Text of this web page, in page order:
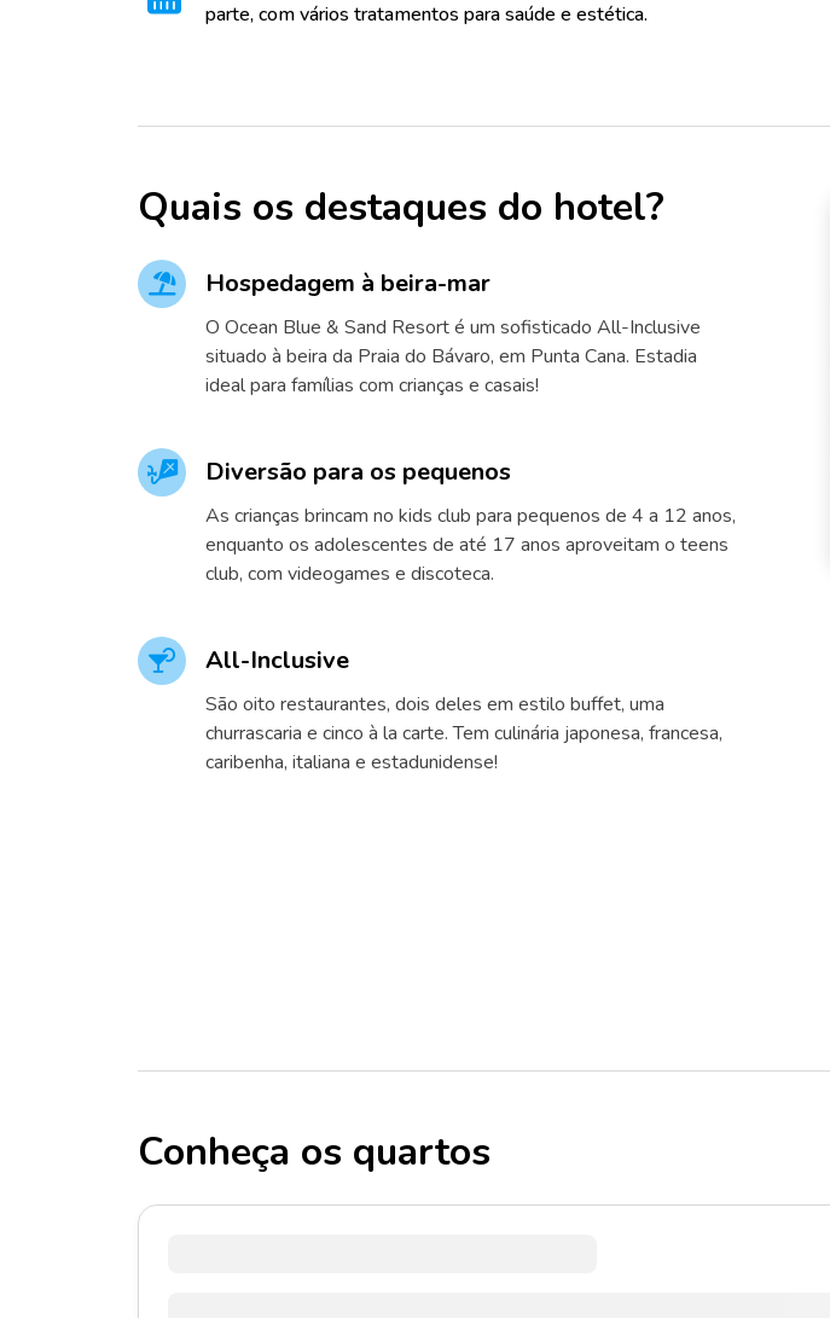
parte, com vários tratamentos para saúde e estética.
Quais os destaques do hotel?
Hospedagem à beira-mar
O Ocean Blue & Sand Resort é um sofisticado All-Inclusive
situado à beira da Praia do Bávaro, em Punta Cana. Estadia
ideal para famílias com crianças e casais!
Diversão para os pequenos
As crianças brincam no kids club para pequenos de 4 a 12 anos,
enquanto os adolescentes de até 17 anos aproveitam o teens
club, com videogames e discoteca.
All-Inclusive
São oito restaurantes, dois deles em estilo buffet, uma
churrascaria e cinco à la carte. Tem culinária japonesa, francesa,
caribenha, italiana e estadunidense!
Conheça os quartos